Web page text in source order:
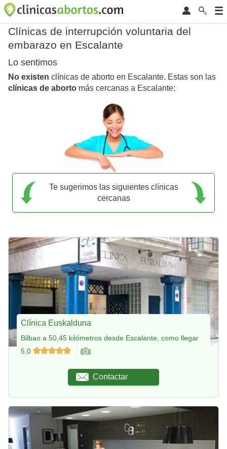
Clínicas de interrupción voluntaria del
embarazo en Escalante
Lo sentimos
No existen clínicas de aborto en Escalante. Estas son las
clínicas de aborto más cercanas a Escalante:
Te sugerimos las siguientes clínicas
cercanas
Clínica Euskalduna
Bilbao a 50,45 kilómetros desde Escalante, como llegar
5,0
Contactar